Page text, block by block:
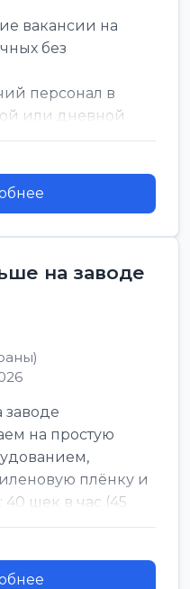
вакансии на
без
персонал в
или дневной
дл...
на заводе
заводе
на простую
плёнку и
шек в час (45